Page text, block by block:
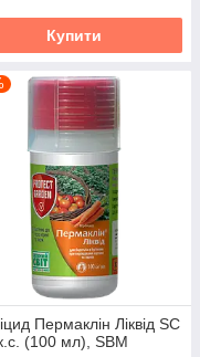
Купити
Пермаклін Ліквід SC
(100 мл), SBM